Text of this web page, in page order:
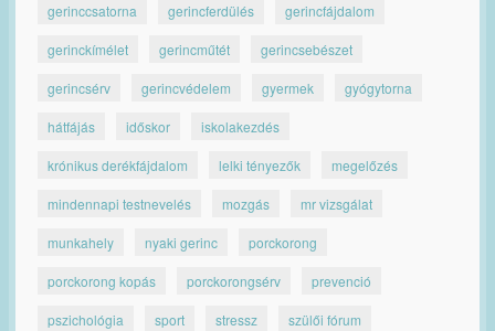
gerinccsatorna gerincferdülés gerincfájdalom
gerinckímélet gerincműtét gerincsebészet
gerincsérv gerincvédelem gyermek gyógytorna
hátfájás időskor iskolakezdés
krónikus derékfájdalom lelki tényezők megelőzés
mindennapi testnevelés mozgás mr vizsgálat
munkahely nyaki gerinc porckorong
porckorong kopás porckorongsérv prevenció
pszichológia sport stressz szülői fórum